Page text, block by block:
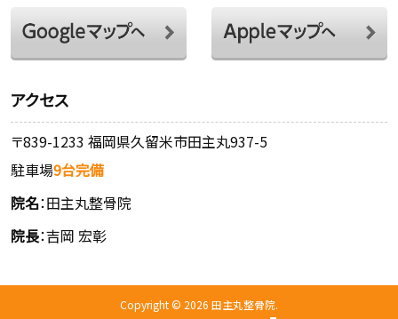
アクセス
〒839-1233 福岡県久留米市田主丸937-5
駐車場9台完備
院名：田主丸整骨院
院長：吉岡 宏彰
Copyright © 2026 田主丸整骨院.